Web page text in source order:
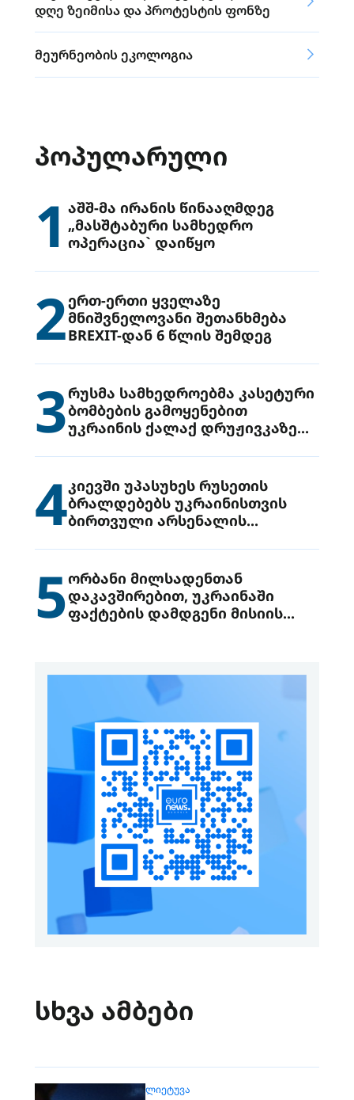
დღე ზეიმისა და პროტესტის ფონზე
მეურნეობის ეკოლოგია
ᲞᲝᲞᲣᲚᲐᲠᲣᲚᲘ
1 აშშ-მა ირანის წინააღმდეგ
„მასშტაბური სამხედრო
ოპერაცია` დაიწყო
2ერთ-ერთი ყველაზე
მნიშვნელოვანი შეთანხმება
BREXIT-დან 6 წლის შემდეგ
3რუსმა სამხედროებმა კასეტური
ბომბების გამოყენებით
უკრაინის ქალაქ დრუჟივკაზე
4კიევში უპასუხეს რუსეთის
ბრალდებებს უკრაინისთვის
ბირთვული არსენალის
5ორბანი მილსადენთან
დაკავშირებით, უკრაინაში
ფაქტების დამდგენი მისიის
სხვა ამბები
ᲚᲘᲔᲢᲣᲕᲐ